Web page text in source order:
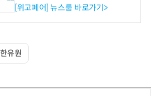
시엄 선정
[위고페어] 뉴스룸 바로가기>
한유원